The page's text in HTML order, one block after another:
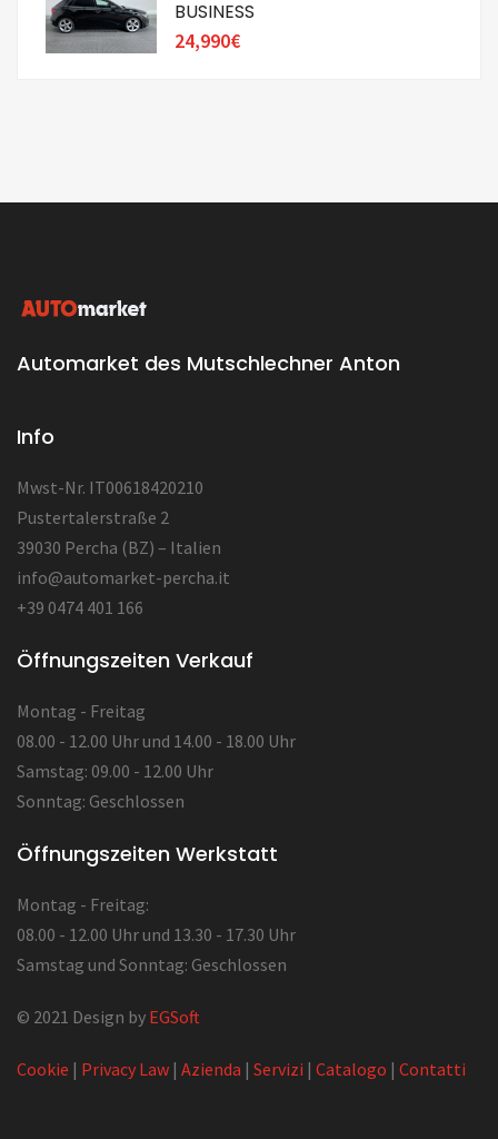
BUSINESS
24,990€
Automarket des Mutschlechner Anton
Info
Mwst-Nr. IT00618420210
Pustertalerstraße 2
39030 Percha (BZ) – Italien
info@automarket-percha.it
+39 0474 401 166
Öffnungszeiten Verkauf
Montag - Freitag
08.00 - 12.00 Uhr und 14.00 - 18.00 Uhr
Samstag: 09.00 - 12.00 Uhr
Sonntag: Geschlossen
Öffnungszeiten Werkstatt
Montag - Freitag:
08.00 - 12.00 Uhr und 13.30 - 17.30 Uhr
Samstag und Sonntag: Geschlossen
© 2021 Design by EGSoft
Cookie | Privacy Law | Azienda | Servizi | Catalogo | Contatti